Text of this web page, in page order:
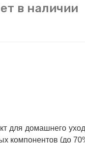
в наличии
для домашнего
компонентов (до